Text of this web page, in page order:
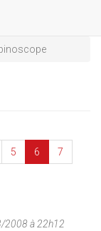
5 6 7
2008 à 22h12